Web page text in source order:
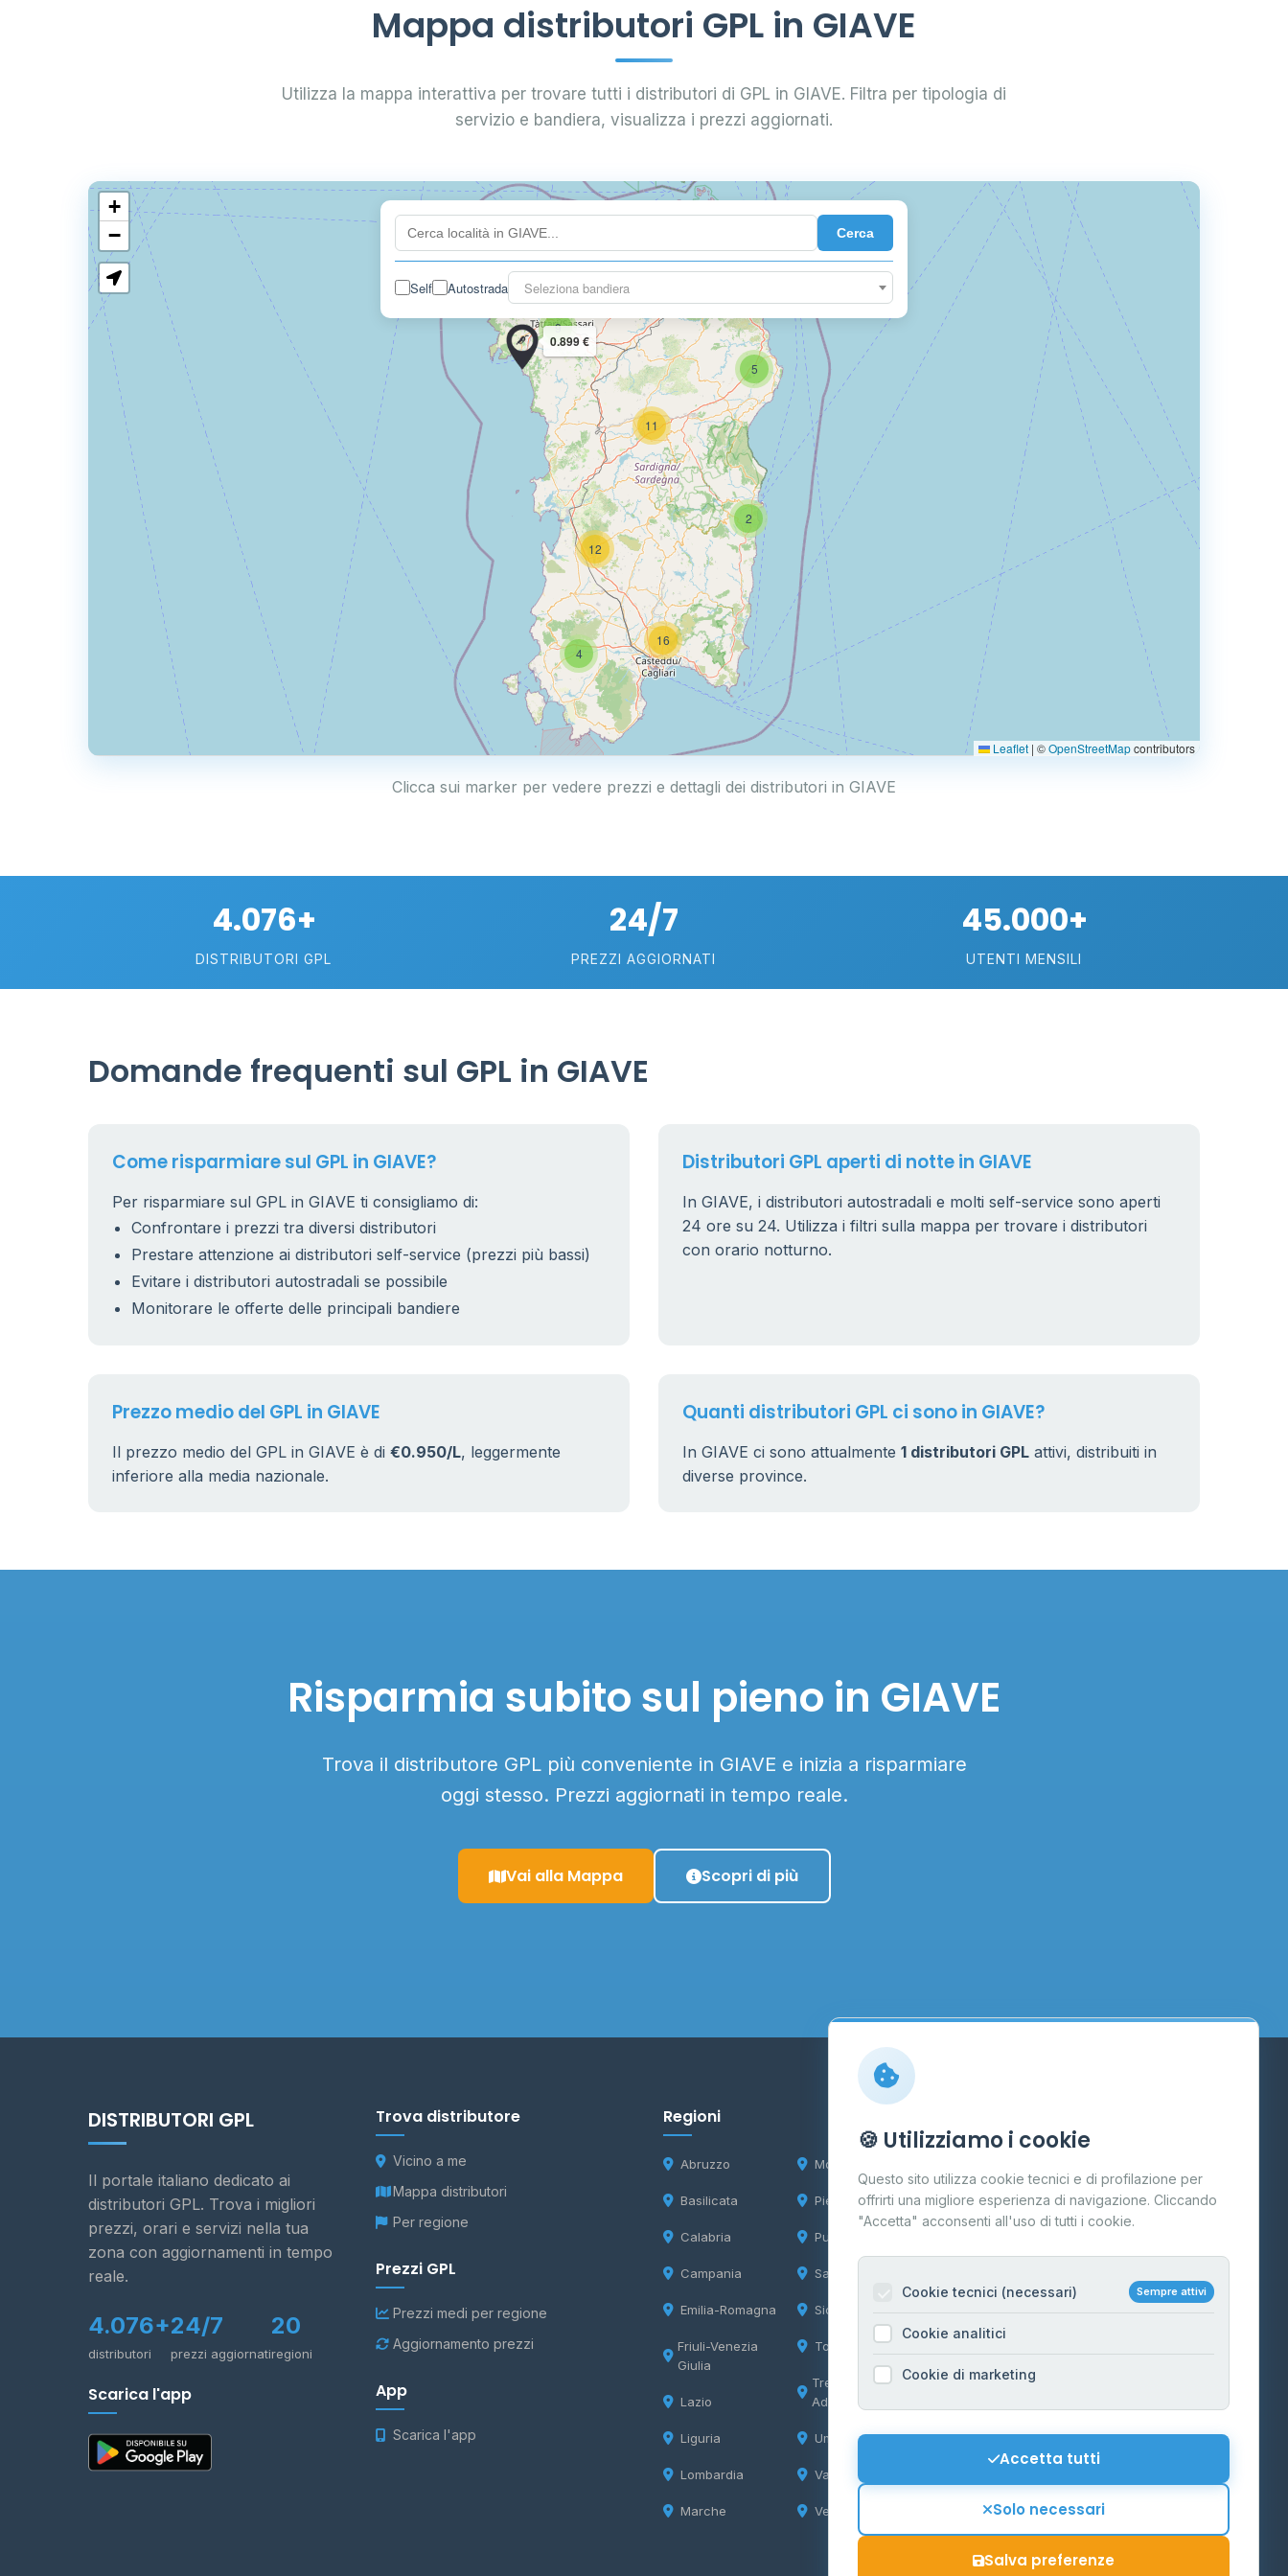
Mappa distributori GPL in GIAVE
Utilizza la mappa interattiva per trovare tutti i distributori di GPL in GIAVE. Filtra per tipologia di
servizio e bandiera, visualizza i prezzi aggiornati.
Cerca
Self Autostrada Seleziona bandiera
11
9
5
2
11
4
12
16
0.899 €
0.899 €
+
−
Leaflet | ©OpenStreetMapcontributors
Clicca sui marker per vedere prezzi e dettagli dei distributori in GIAVE
4.076+
DISTRIBUTORI GPL
24/7
PREZZI AGGIORNATI
45.000+
UTENTI MENSILI
Domande frequenti sul GPL in GIAVE
Come risparmiare sul GPL in GIAVE?
Per risparmiare sul GPL in GIAVE ti consigliamo di:
Confrontare i prezzi tra diversi distributori
Prestare attenzione ai distributori self-service (prezzi più bassi)
Evitare i distributori autostradali se possibile
Monitorare le offerte delle principali bandiere
Distributori GPL aperti di notte in GIAVE
In GIAVE, i distributori autostradali e molti self-service sono aperti
24 ore su 24. Utilizza i filtri sulla mappa per trovare i distributori
con orario notturno.
Prezzo medio del GPL in GIAVE
Il prezzo medio del GPL in GIAVE è di €0.950/L, leggermente
inferiore alla media nazionale.
Quanti distributori GPL ci sono in GIAVE?
In GIAVE ci sono attualmente 1 distributori GPL attivi, distribuiti in
diverse province.
Risparmia subito sul pieno in GIAVE
Trova il distributore GPL più conveniente in GIAVE e inizia a risparmiare
oggi stesso. Prezzi aggiornati in tempo reale.
Vai alla Mappa Scopri di più
DISTRIBUTORI GPL
Il portale italiano dedicato ai
distributori GPL. Trova i migliori
prezzi, orari e servizi nella tua
zona con aggiornamenti in tempo
reale.
4.076+
distributori
24/7
prezzi aggiornati
20
regioni
Scarica l'app
Trova distributore
Vicino a me
Mappa distributori
Per regione
Prezzi GPL
Prezzi medi per regione
Aggiornamento prezzi
App
Scarica l'app
Regioni
Abruzzo
Basilicata
Calabria
Campania
Emilia-Romagna
Friuli-Venezia
Giulia
Lazio
Liguria
Lombardia
Marche
Molise
Piemonte
Puglia
Sardegna
Sicilia
Toscana
Trentino-Alto
Adige
Umbria
Valle d'Aosta
Veneto
Contatti
Per gestori
Informazioni legali
Privacy Policy
Cookie Policy
Mappa del sito
Contattaci
🍪 Utilizziamo i cookie
Questo sito utilizza cookie tecnici e di profilazione per
offrirti una migliore esperienza di navigazione. Cliccando
"Accetta" acconsenti all'uso di tutti i cookie.
Cookie tecnici (necessari) Sempre attivi
Cookie analitici
Cookie di marketing
Accetta tutti
Solo necessari
Salva preferenze